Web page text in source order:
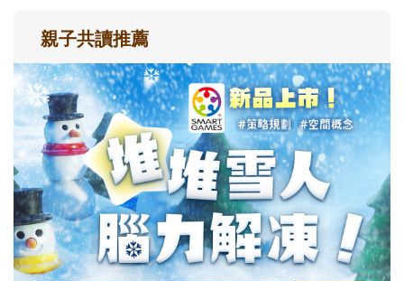
親子共讀推薦
最新活動